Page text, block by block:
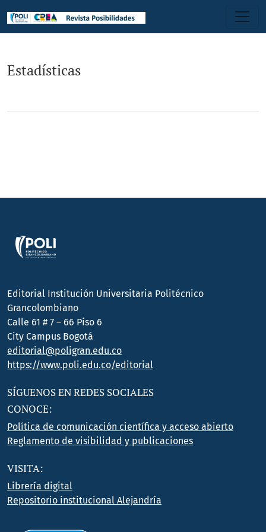
Estadísticas
Estadísticas
Editorial Institución Universitaria Politécnico
Grancolombiano
Calle 61 # 7 – 66 Piso 6
City Campus Bogotá
editorial@poligran.edu.co
https://www.poli.edu.co/editorial
SÍGUENOS EN REDES SOCIALES
CONOCE:
Política de comunicación científica y acceso abierto
Reglamento de visibilidad y publicaciones
VISITA:
Librería digital
Repositorio institucional Alejandría